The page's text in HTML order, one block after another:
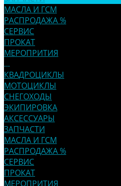
МАСЛА И ГСМ
РАСПРОДАЖА %
СЕРВИС
ПРОКАТ
МЕРОПРИТИЯ
...
КВАДРОЦИКЛЫ
МОТОЦИКЛЫ
СНЕГОХОДЫ
ЭКИПИРОВКА
АКСЕССУАРЫ
ЗАПЧАСТИ
МАСЛА И ГСМ
РАСПРОДАЖА %
СЕРВИС
ПРОКАТ
МЕРОПРИТИЯ